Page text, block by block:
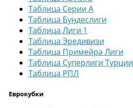
Таблица Серии А
Таблица Бундеслиги
Таблица Лиги 1
Таблица Эредивизи
Таблица Примейра Лиги
Таблица Суперлиги Турции
Таблица РПЛ
Еврокубки